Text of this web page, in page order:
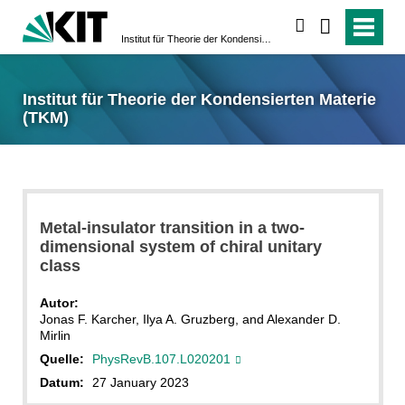
Institut für Theorie der Kondensierten Materie
(TKM)
Metal-insulator transition in a two-
dimensional system of chiral unitary
class
Autor:
Jonas F. Karcher, Ilya A. Gruzberg, and Alexander D.
Mirlin
Quelle:
PhysRevB.107.L020201
Datum:
27 January 2023